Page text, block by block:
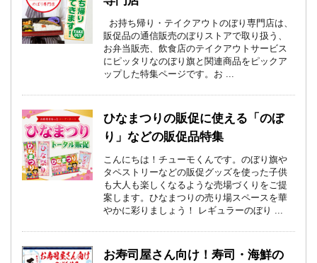
お持ち帰り・テイクアウトのぼり専門店は、
販促品の通信販売のぼりストアで取り扱う、
お弁当販売、飲食店のテイクアウトサービス
にピッタリなのぼり旗と関連商品をピックア
ップした特集ページです。お ...
ひなまつりの販促に使える「のぼ
り」などの販促品特集
こんにちは！チューモくんです。のぼり旗や
タペストリーなどの販促グッズを使った子供
も大人も楽しくなるような売場づくりをご提
案します。ひなまつりの売り場スペースを華
やかに彩りましょう！ レギュラーのぼり ...
お寿司屋さん向け！寿司・海鮮の